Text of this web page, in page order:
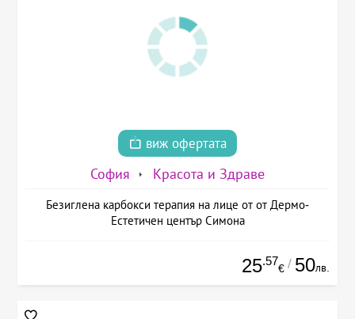
виж офертата
София Красота и Здраве
Безиглена карбокси терапия на лице от от Дермо-
Естетичен център Симона
25.57
€ / 50лв.